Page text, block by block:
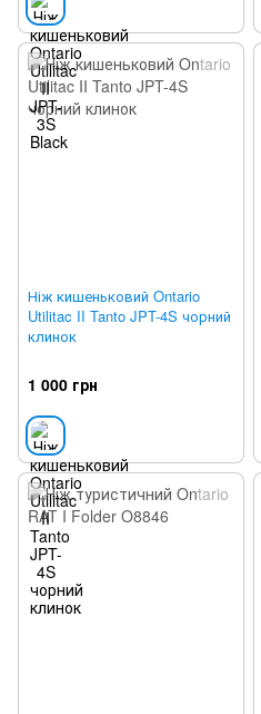
Ніж кишеньковий Ontario
Utilitac II Tanto JPT-4S чорний
клинок
1 000 грн